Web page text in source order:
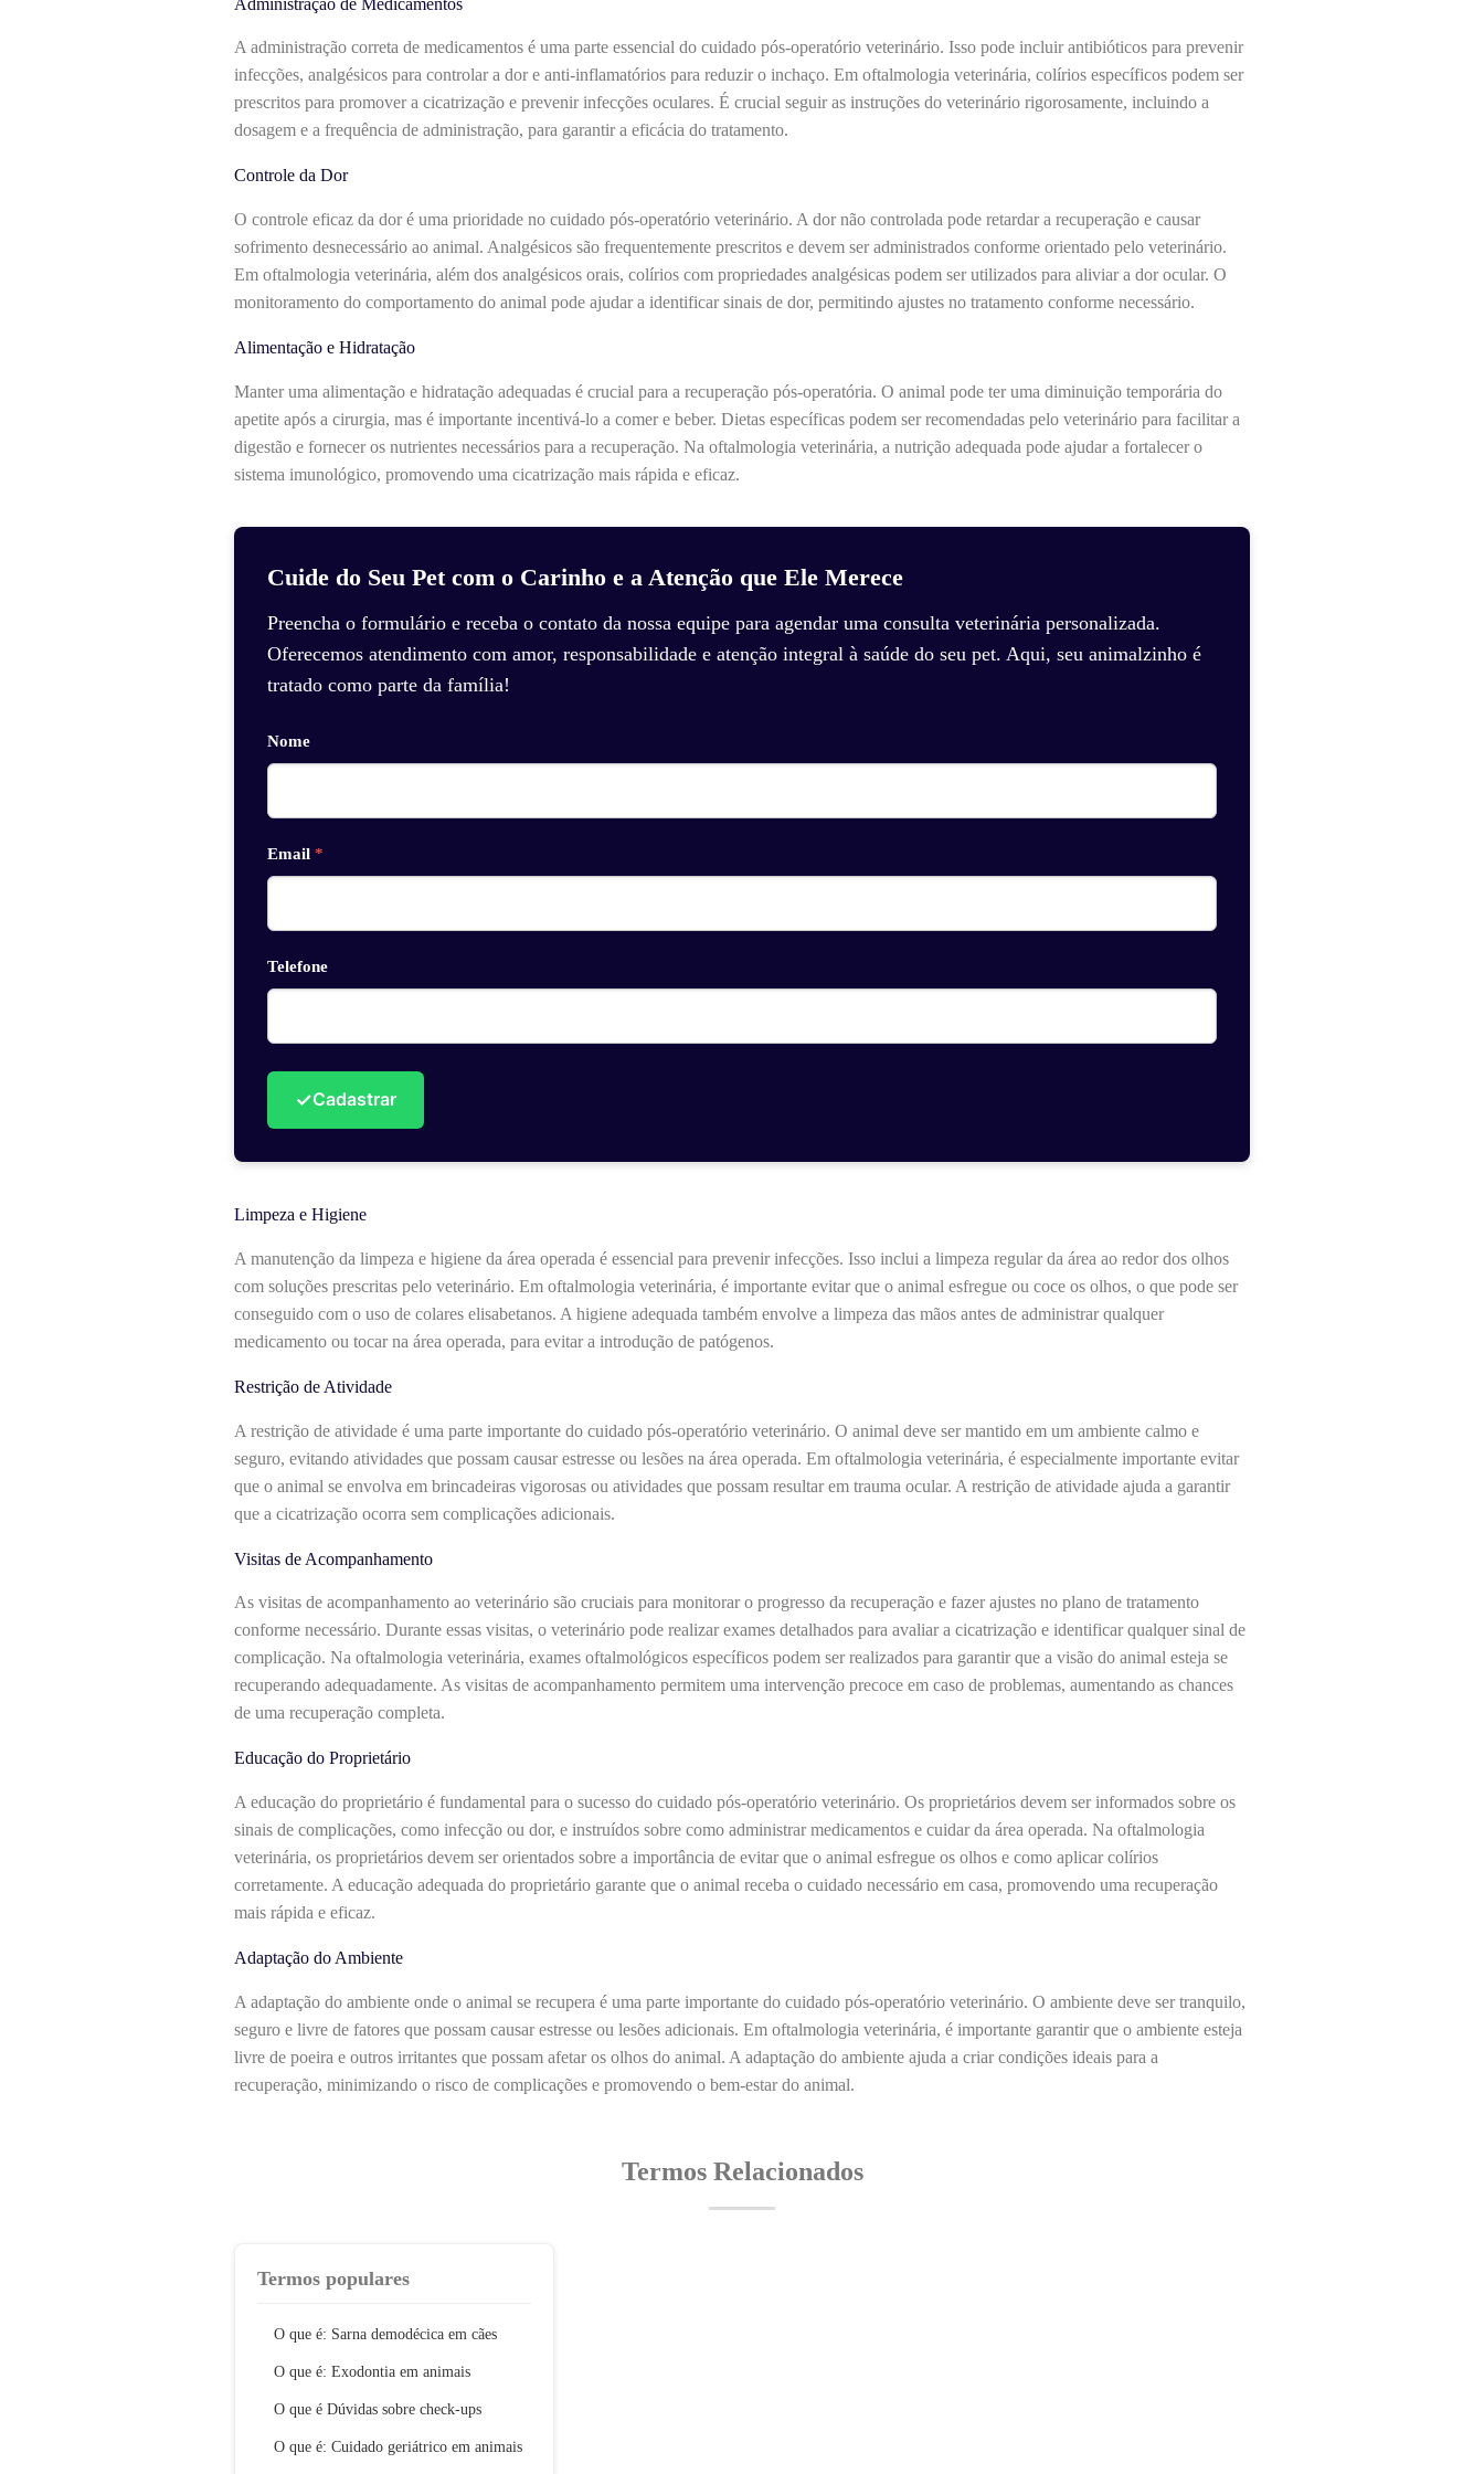
A administração correta de medicamentos é uma parte essencial do cuidado pós-operatório veterinário. Isso pode incluir antibióticos para prevenir
infecções, analgésicos para controlar a dor e anti-inflamatórios para reduzir o inchaço. Em oftalmologia veterinária, colírios específicos podem ser
prescritos para promover a cicatrização e prevenir infecções oculares. É crucial seguir as instruções do veterinário rigorosamente, incluindo a
dosagem e a frequência de administração, para garantir a eficácia do tratamento.
Controle da Dor
O controle eficaz da dor é uma prioridade no cuidado pós-operatório veterinário. A dor não controlada pode retardar a recuperação e causar
sofrimento desnecessário ao animal. Analgésicos são frequentemente prescritos e devem ser administrados conforme orientado pelo veterinário.
Em oftalmologia veterinária, além dos analgésicos orais, colírios com propriedades analgésicas podem ser utilizados para aliviar a dor ocular. O
monitoramento do comportamento do animal pode ajudar a identificar sinais de dor, permitindo ajustes no tratamento conforme necessário.
Alimentação e Hidratação
Manter uma alimentação e hidratação adequadas é crucial para a recuperação pós-operatória. O animal pode ter uma diminuição temporária do
apetite após a cirurgia, mas é importante incentivá-lo a comer e beber. Dietas específicas podem ser recomendadas pelo veterinário para facilitar a
digestão e fornecer os nutrientes necessários para a recuperação. Na oftalmologia veterinária, a nutrição adequada pode ajudar a fortalecer o
sistema imunológico, promovendo uma cicatrização mais rápida e eficaz.
Cuide do Seu Pet com o Carinho e a Atenção que Ele Merece
Preencha o formulário e receba o contato da nossa equipe para agendar uma consulta veterinária personalizada.
Oferecemos atendimento com amor, responsabilidade e atenção integral à saúde do seu pet. Aqui, seu animalzinho é
tratado como parte da família!
Nome
Email *
Telefone
✓Cadastrar
Limpeza e Higiene
A manutenção da limpeza e higiene da área operada é essencial para prevenir infecções. Isso inclui a limpeza regular da área ao redor dos olhos
com soluções prescritas pelo veterinário. Em oftalmologia veterinária, é importante evitar que o animal esfregue ou coce os olhos, o que pode ser
conseguido com o uso de colares elisabetanos. A higiene adequada também envolve a limpeza das mãos antes de administrar qualquer
medicamento ou tocar na área operada, para evitar a introdução de patógenos.
Restrição de Atividade
A restrição de atividade é uma parte importante do cuidado pós-operatório veterinário. O animal deve ser mantido em um ambiente calmo e
seguro, evitando atividades que possam causar estresse ou lesões na área operada. Em oftalmologia veterinária, é especialmente importante evitar
que o animal se envolva em brincadeiras vigorosas ou atividades que possam resultar em trauma ocular. A restrição de atividade ajuda a garantir
que a cicatrização ocorra sem complicações adicionais.
Visitas de Acompanhamento
As visitas de acompanhamento ao veterinário são cruciais para monitorar o progresso da recuperação e fazer ajustes no plano de tratamento
conforme necessário. Durante essas visitas, o veterinário pode realizar exames detalhados para avaliar a cicatrização e identificar qualquer sinal de
complicação. Na oftalmologia veterinária, exames oftalmológicos específicos podem ser realizados para garantir que a visão do animal esteja se
recuperando adequadamente. As visitas de acompanhamento permitem uma intervenção precoce em caso de problemas, aumentando as chances
de uma recuperação completa.
Educação do Proprietário
A educação do proprietário é fundamental para o sucesso do cuidado pós-operatório veterinário. Os proprietários devem ser informados sobre os
sinais de complicações, como infecção ou dor, e instruídos sobre como administrar medicamentos e cuidar da área operada. Na oftalmologia
veterinária, os proprietários devem ser orientados sobre a importância de evitar que o animal esfregue os olhos e como aplicar colírios
corretamente. A educação adequada do proprietário garante que o animal receba o cuidado necessário em casa, promovendo uma recuperação
mais rápida e eficaz.
Adaptação do Ambiente
A adaptação do ambiente onde o animal se recupera é uma parte importante do cuidado pós-operatório veterinário. O ambiente deve ser tranquilo,
seguro e livre de fatores que possam causar estresse ou lesões adicionais. Em oftalmologia veterinária, é importante garantir que o ambiente esteja
livre de poeira e outros irritantes que possam afetar os olhos do animal. A adaptação do ambiente ajuda a criar condições ideais para a
recuperação, minimizando o risco de complicações e promovendo o bem-estar do animal.
Termos Relacionados
Termos populares
O que é: Sarna demodécica em cães
O que é: Exodontia em animais
O que é Dúvidas sobre check-ups
O que é: Cuidado geriátrico em animais